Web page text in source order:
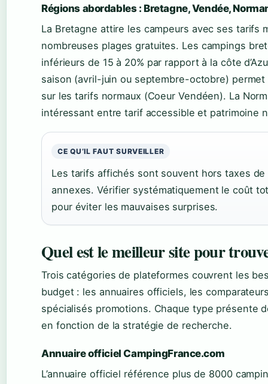
Régions abordables : Bretagne, Vendée,
La Bretagne attire les campeurs avec ses tarifs
nombreuses plages gratuites. Les campings
inférieurs de 15 à 20% par rapport à la côte
saison (avril-juin ou septembre-octobre) permet
sur les tarifs normaux (Coeur Vendéen). La
intéressant entre tarif accessible et patrimoine
CE QU’IL FAUT SURVEILLER
Les tarifs affichés sont souvent hors taxes
annexes. Vérifier systématiquement le coût
pour éviter les mauvaises surprises.
Quel est le meilleur site pour
Trois catégories de plateformes couvrent les
budget : les annuaires officiels, les
spécialisés promotions. Chaque type présente
en fonction de la stratégie de recherche.
Annuaire officiel CampingFrance.com
L’annuaire officiel référence plus de 8000